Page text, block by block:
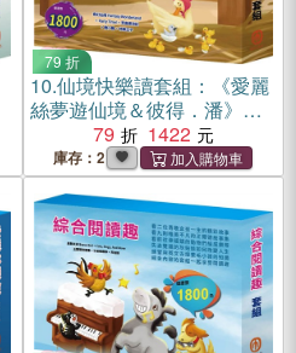
79 折
10.仙境快樂讀套組：《愛麗
絲夢遊仙境＆彼得．潘》＋
《PartyTime!》＋《荒島漂
流記》＋《醜小鴨》＋《快
樂王子》
79 1422
庫存：2